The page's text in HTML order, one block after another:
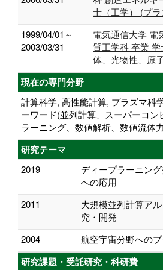
士（工学） (プ
1999/04/01～
2003/03/31
電気通信大学 電
質工学科 卒業
体、光物性、原
現在の専門分野
計算科学, 高性能計算, プラズマ科
ーワード(並列計算、スーパーコン
ラーニング、数値解析、数値流体
研究テーマ
2019
ディープラーニン
への応用
2011
大規模並列計算ア
究・開発
2004
航空宇宙分野への
研究課題・受託研究・科研費